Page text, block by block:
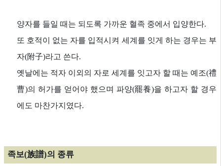
양자를 들일 때는 되도록 가까운 혈족 중에서 입양한다.
또 호적이 없는 자를 입적시켜 세계를 잇게 하는 경우는 부
자(附子)라고 쓴다.
옛날에는 적자 이외의 자로 세계를 잇고자 할 때는 예조(禮
曹)의 허가를 얻어야 했으며 파양(罷養)을 하고자 할 경우
에도 마찬가지였다.
족보(族譜)의 종류